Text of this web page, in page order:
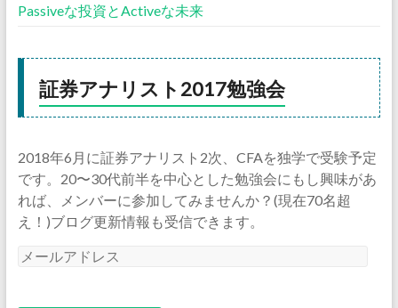
Passiveな投資とActiveな未来
証券アナリスト2017勉強会
2018年6月に証券アナリスト2次、CFAを独学で受験予定
です。20〜30代前半を中心とした勉強会にもし興味があ
れば、メンバーに参加してみませんか？(現在70名超
え！)ブログ更新情報も受信できます。
メ